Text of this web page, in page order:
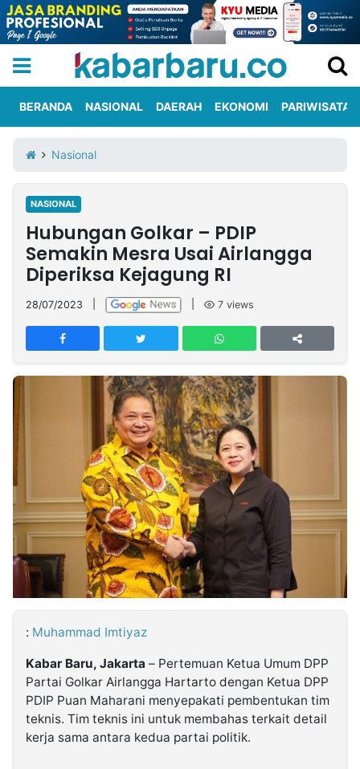
Iklan
Berita
Kami
Nasional
International
Olahraga
Entertainment
Daerah
Pariwisata
Kuliner
Kolom
Network
PT
TREETAN
INDONESIA
Insight
NTB
Suara
Time
Lens
IDN
Daily
Jogja
Jalan
Rakyat
Idealita
News
Kita
Notice
Dinamikapost.com
Radar
Baru
Seedbacklink
Follow
BERANDA NASIONAL DAERAH EKONOMI PARIWISATA
Nasional
NASIONAL
Hubungan Golkar – PDIP
Semakin Mesra Usai Airlangga
Diperiksa Kejagung RI
28/07/2023 7 views
: Muhammad Imtiyaz
Kabar Baru, Jakarta – Pertemuan Ketua Umum DPP
Partai Golkar Airlangga Hartarto dengan Ketua DPP
PDIP Puan Maharani menyepakati pembentukan tim
teknis. Tim teknis ini untuk membahas terkait detail
kerja sama antara kedua partai politik.